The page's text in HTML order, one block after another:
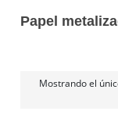
Papel
Mostrando el